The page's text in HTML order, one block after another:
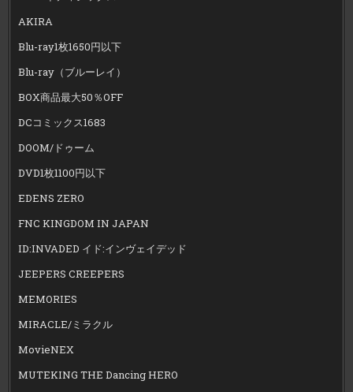
AKIRA
Blu-ray1枚1650円以下
Blu-ray（ブルーレイ）
BOX商品最大50％OFF
DCコミックス1683
DOOM/ドゥーム
DVD1枚1100円以下
EDENS ZERO
FNC KINGDOM IN JAPAN
ID:INVADED イド:インヴェイデッド
JEEPERS CREEPERS
MEMORIES
MIRACLE/ミラクル
MovieNEX
MUTEKING THE Dancing HERO